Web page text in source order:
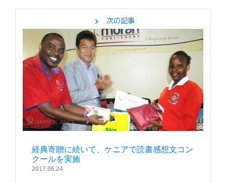
chevron_right 次の記事
経典寄贈に続いて、ケニアで読書感想文コン
クールを実施
2017.06.24